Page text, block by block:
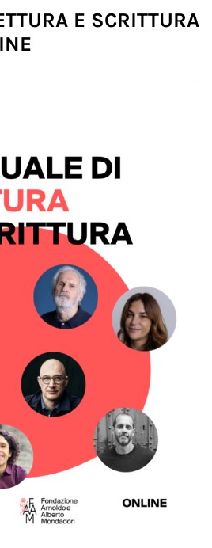
E SCRITTURA